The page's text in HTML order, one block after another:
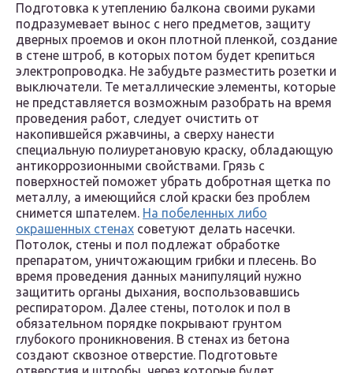
Подготовка к утеплению балкона своими руками
подразумевает вынос с него предметов, защиту
дверных проемов и окон плотной пленкой, создание
в стене штроб, в которых потом будет крепиться
электропроводка. Не забудьте разместить розетки и
выключатели. Те металлические элементы, которые
не представляется возможным разобрать на время
проведения работ, следует очистить от
накопившейся ржавчины, а сверху нанести
специальную полиуретановую краску, обладающую
антикоррозионными свойствами. Грязь с
поверхностей поможет убрать добротная щетка по
металлу, а имеющийся слой краски без проблем
снимется шпателем. На побеленных либо
окрашенных стенах советуют делать насечки.
Потолок, стены и пол подлежат обработке
препаратом, уничтожающим грибки и плесень. Во
время проведения данных манипуляций нужно
защитить органы дыхания, воспользовавшись
респиратором. Далее стены, потолок и пол в
обязательном порядке покрывают грунтом
глубокого проникновения. В стенах из бетона
создают сквозное отверстие. Подготовьте